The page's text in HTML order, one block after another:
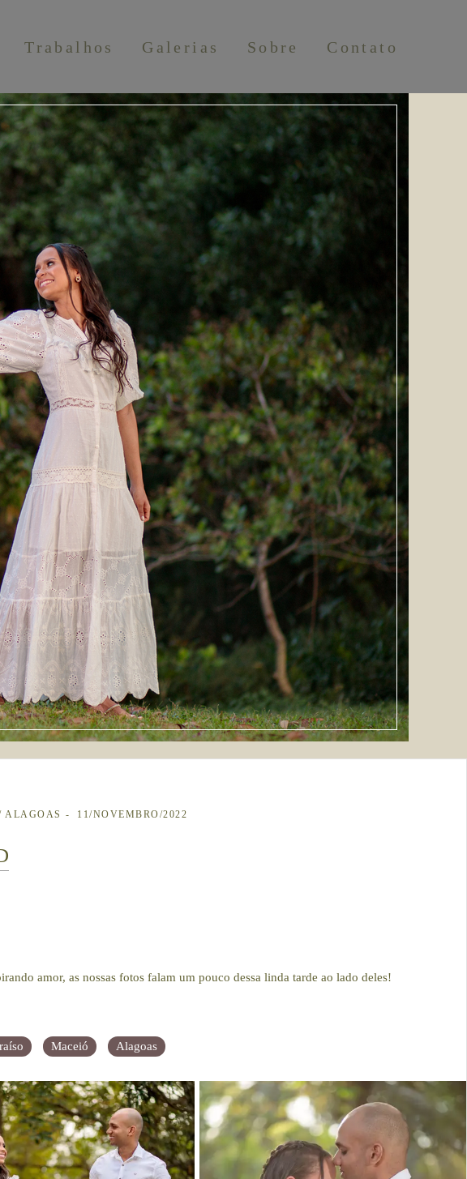
Trabalhos Galerias Sobre Contato
ALAGOAS 11/NOVEMBRO/2022
amor, as nossas fotos falam um pouco dessa linda tarde ao lado deles!
Maceió Alagoas